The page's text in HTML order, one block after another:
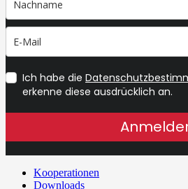
Ich habe die
erkenne diese ausdrücklich an.
Kooperationen
Downloads